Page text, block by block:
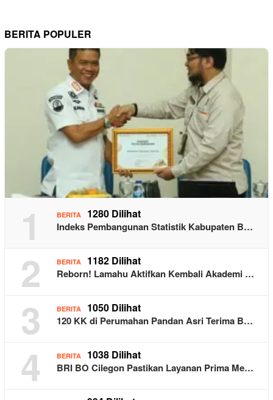
BERITA POPULER
1 BERITA 1280 Dilihat
Indeks Pembangunan Statistik Kabupaten B…
2 BERITA 1182 Dilihat
Reborn! Lamahu Aktifkan Kembali Akademi …
3 BERITA 1050 Dilihat
120 KK di Perumahan Pandan Asri Terima B…
4 BERITA 1038 Dilihat
BRI BO Cilegon Pastikan Layanan Prima Me…